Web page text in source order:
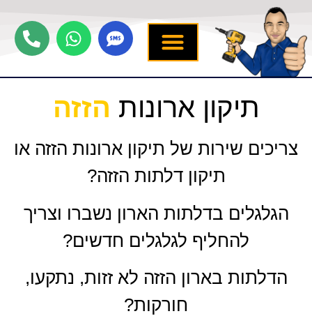
תיקון ארונות הזזה
צריכים שירות של תיקון ארונות הזזה או
תיקון דלתות הזזה?
הגלגלים בדלתות הארון נשברו וצריך
להחליף לגלגלים חדשים?
הדלתות בארון הזזה לא זזות, נתקעו,
חורקות?